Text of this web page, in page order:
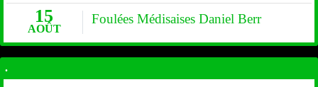
15
AOÛT
Foulées Médisaises Daniel Berr
.